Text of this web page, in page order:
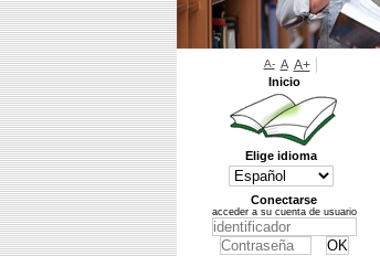
A- A A+
Inicio
Elige idioma
Conectarse
acceder a su cuenta de usuario